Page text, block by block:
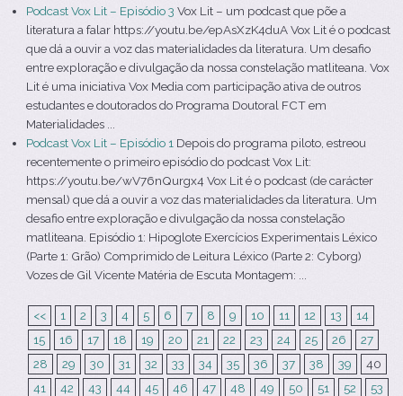
Podcast Vox Lit – Episódio 3 Vox Lit – um podcast que põe a
literatura a falar https://youtu.be/epAsXzK4duA Vox Lit é o podcast
que dá a ouvir a voz das materialidades da literatura. Um desafio
entre exploração e divulgação da nossa constelação matliteana. Vox
Lit é uma iniciativa Vox Media com participação ativa de outros
estudantes e doutorados do Programa Doutoral FCT em
Materialidades ...
Podcast Vox Lit – Episódio 1 Depois do programa piloto, estreou
recentemente o primeiro episódio do podcast Vox Lit:
https://youtu.be/wV76nQurgx4 Vox Lit é o podcast (de carácter
mensal) que dá a ouvir a voz das materialidades da literatura. Um
desafio entre exploração e divulgação da nossa constelação
matliteana. Episódio 1: Hipoglote Exercícios Experimentais Léxico
(Parte 1: Grão) Comprimido de Leitura Léxico (Parte 2: Cyborg)
Vozes de Gil Vicente Matéria de Escuta Montagem: ...
<< 1 2 3 4 5 6 7 8 9 10 11 12 13
14
15
16 17 18 19 20 21 22 23 24 25 26
27
28
29 30 31 32 33 34 35 36 37 38 39
40
41
42 43 44 45 46 47 48 49 50 51 52
53